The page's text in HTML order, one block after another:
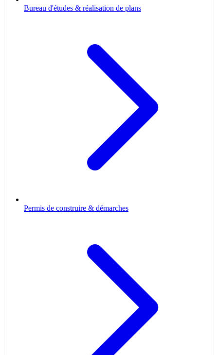
Bureau d'études & réalisation de plans
Permis de construire & démarches